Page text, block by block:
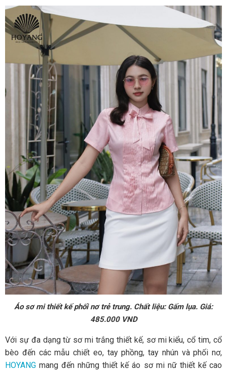
Áo sơ mi thiết kế phối nơ trẻ trung. Chất liệu: Gấm lụa. Giá:
485.000 VND
Với sự đa dạng từ sơ mi trắng thiết kế, sơ mi kiểu, cổ tim, cổ
bèo đến các mẫu chiết eo, tay phồng, tay nhún và phối nơ,
HOYANG mang đến những thiết kế áo sơ mi nữ thiết kế cao